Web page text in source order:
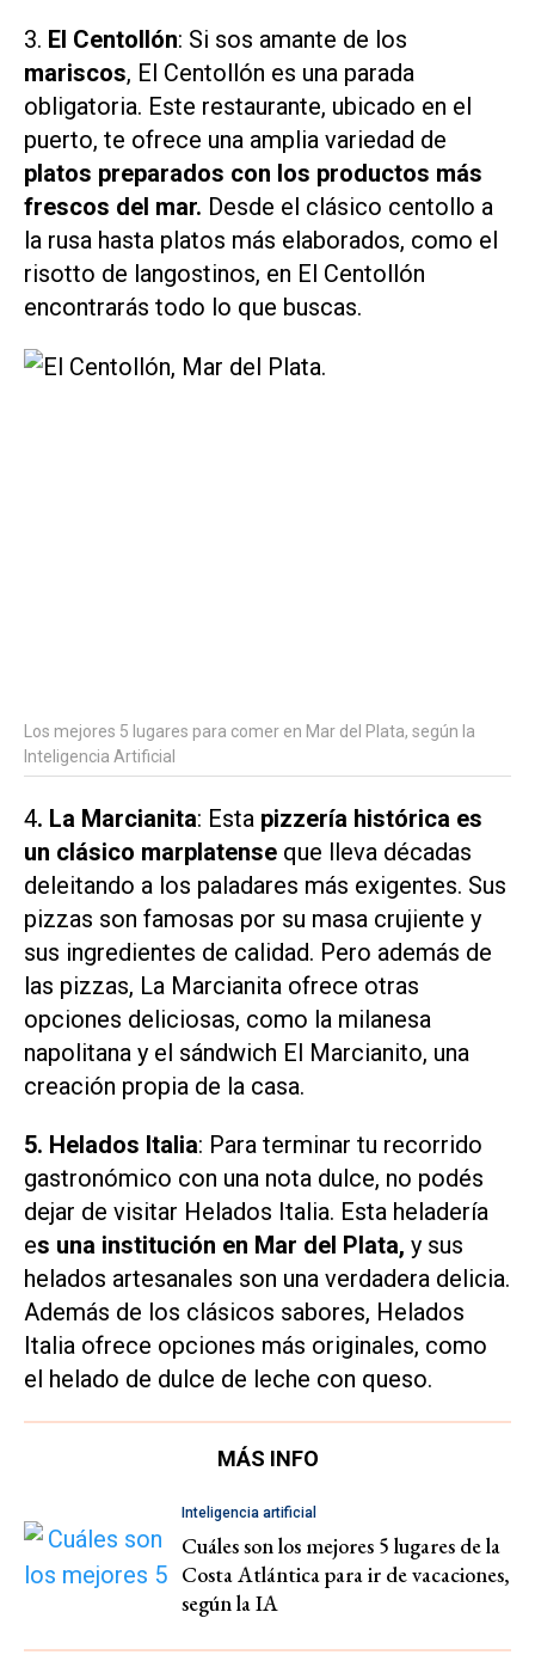
3. El Centollón: Si sos amante de los
mariscos, El Centollón es una parada
obligatoria. Este restaurante, ubicado en el
puerto, te ofrece una amplia variedad de
platos preparados con los productos más
frescos del mar. Desde el clásico centollo a
la rusa hasta platos más elaborados, como el
risotto de langostinos, en El Centollón
encontrarás todo lo que buscas.
Los mejores 5 lugares para comer en Mar del Plata, según la
Inteligencia Artificial
4. La Marcianita: Esta pizzería histórica es
un clásico marplatense que lleva décadas
deleitando a los paladares más exigentes. Sus
pizzas son famosas por su masa crujiente y
sus ingredientes de calidad. Pero además de
las pizzas, La Marcianita ofrece otras
opciones deliciosas, como la milanesa
napolitana y el sándwich El Marcianito, una
creación propia de la casa.
5. Helados Italia: Para terminar tu recorrido
gastronómico con una nota dulce, no podés
dejar de visitar Helados Italia. Esta heladería
es una institución en Mar del Plata, y sus
helados artesanales son una verdadera delicia.
Además de los clásicos sabores, Helados
Italia ofrece opciones más originales, como
el helado de dulce de leche con queso.
MÁS INFO
Inteligencia artificial
Cuáles son los mejores 5 lugares de la
Costa Atlántica para ir de vacaciones,
según la IA